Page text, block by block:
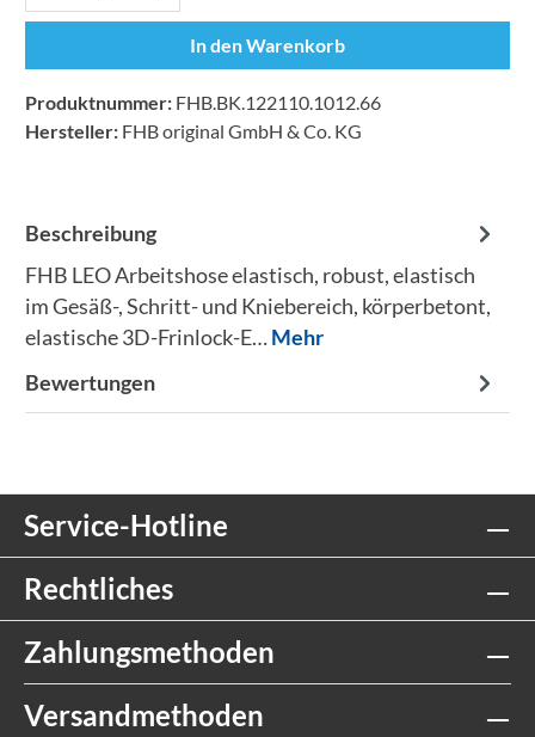
In den Warenkorb
Produktnummer: FHB.BK.122110.1012.66
Hersteller: FHB original GmbH & Co. KG
Beschreibung
FHB LEO Arbeitshose elastisch, robust, elastisch
im Gesäß-, Schritt- und Kniebereich, körperbetont,
elastische 3D-Frinlock-E…Mehr
Bewertungen
Service-Hotline
Rechtliches
Zahlungsmethoden
Versandmethoden